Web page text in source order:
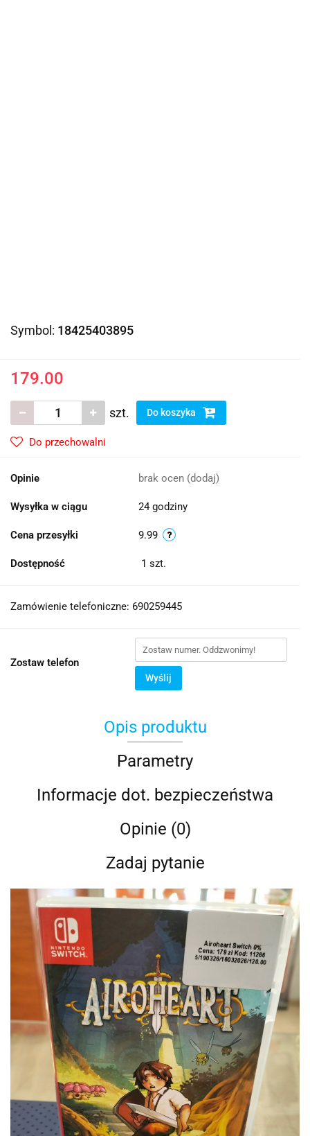
Symbol: 18425403895
179.00
szt. Do koszyka
Do przechowalni
Opinie brak ocen (dodaj)
Wysyłka w ciągu 24 godziny
Cena przesyłki 9.99
Dostępność 1 szt.
Zamówienie telefoniczne: 690259445
Zostaw telefon
Wyślij
Opis produktu
Parametry
Informacje dot. bezpieczeństwa
Opinie (0)
Zadaj pytanie